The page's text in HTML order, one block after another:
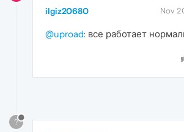
ilgiz20680 Nov
@uproad: все работает
?